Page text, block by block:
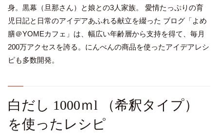
身。黒幕（旦那さん）と娘との3人家族。 愛情たっぷりの育
児日記と日常のアイデアあふれる献立を綴った ブログ「よめ
膳＠YOMEカフェ」は、幅広い年齢層から支持を得て、毎月
200万アクセスを誇る。にんべんの商品を使ったアイデアレシ
ピも多数開発。
白だし 1000ｍl （希釈タイプ）
を使ったレシピ